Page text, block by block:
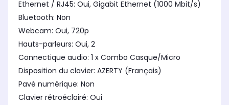
Ethernet / RJ45: Oui, Gigabit Ethernet (1000 Mbit/s)
Bluetooth: Non
Webcam: Oui, 720p
Hauts-parleurs: Oui, 2
Connectique audio: 1 x Combo Casque/Micro
Disposition du clavier: AZERTY (Français)
Pavé numérique: Non
Clavier rétroéclairé: Oui